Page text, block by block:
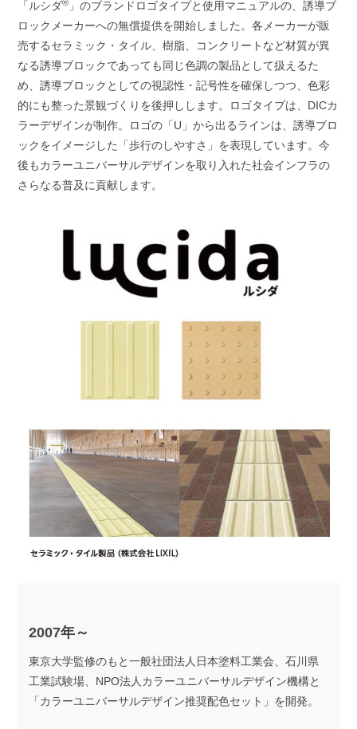
「ルシダ® 」のブランドロゴタイプと使用マニュアルの、誘導ブ
ロックメーカーへの無償提供を開始しました。各メーカーが販
売するセラミック・タイル、樹脂、コンクリートなど材質が異
なる誘導ブロックであっても同じ色調の製品として扱えるた
め、誘導ブロックとしての視認性・記号性を確保しつつ、色彩
的にも整った景観づくりを後押しします。ロゴタイプは、DICカ
ラーデザインが制作。ロゴの「U」から出るラインは、誘導ブロ
ックをイメージした「歩行のしやすさ」を表現しています。今
後もカラーユニバーサルデザインを取り入れた社会インフラの
さらなる普及に貢献します。
2007年～
東京大学監修のもと一般社団法人日本塗料工業会、石川県
工業試験場、NPO法人カラーユニバーサルデザイン機構と
「カラーユニバーサルデザイン推奨配色セット」を開発。